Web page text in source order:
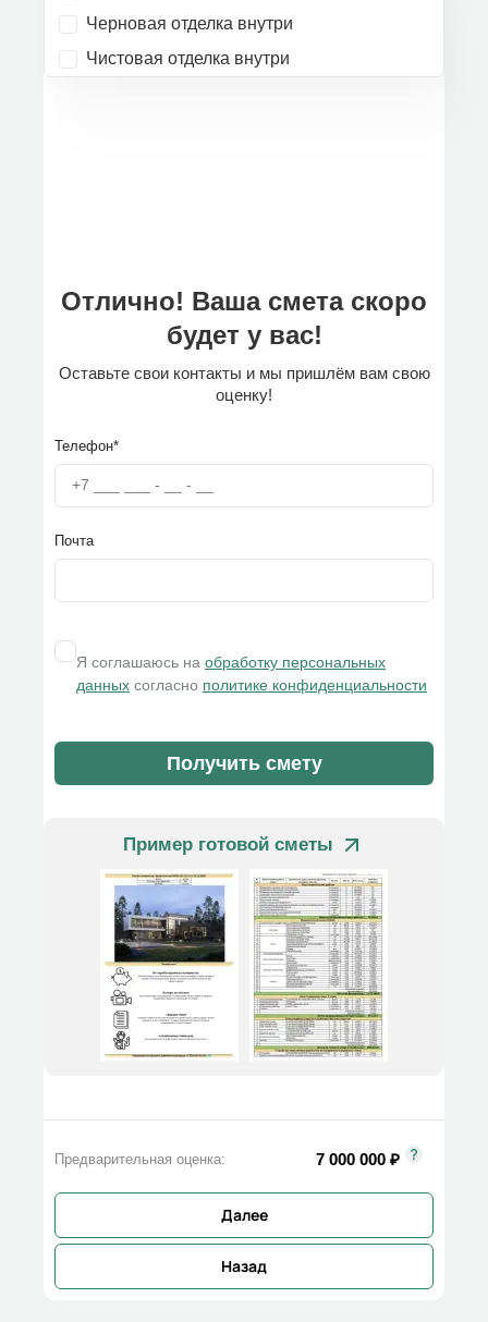
Черновая отделка внутри
Чистовая отделка внутри
Отлично! Ваша смета скоро
будет у вас!
Оставьте свои контакты и мы пришлём вам свою
оценку!
Телефон*
Почта
Я соглашаюсь наобработку персональных
данных согласно политике конфиденциальности
Получить смету
Пример готовой сметы
Предварительная оценка: 7 000 000 ₽
Назад
Далее